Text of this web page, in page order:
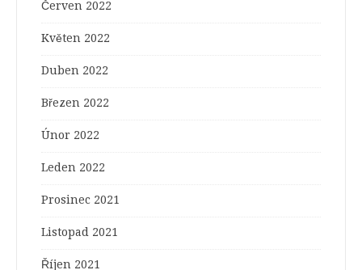
Červen 2022
Květen 2022
Duben 2022
Březen 2022
Únor 2022
Leden 2022
Prosinec 2021
Listopad 2021
Říjen 2021